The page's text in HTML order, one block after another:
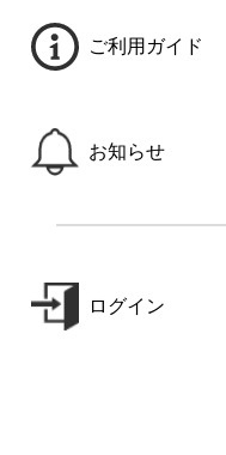
ご利用ガイド
お知らせ
ログイン